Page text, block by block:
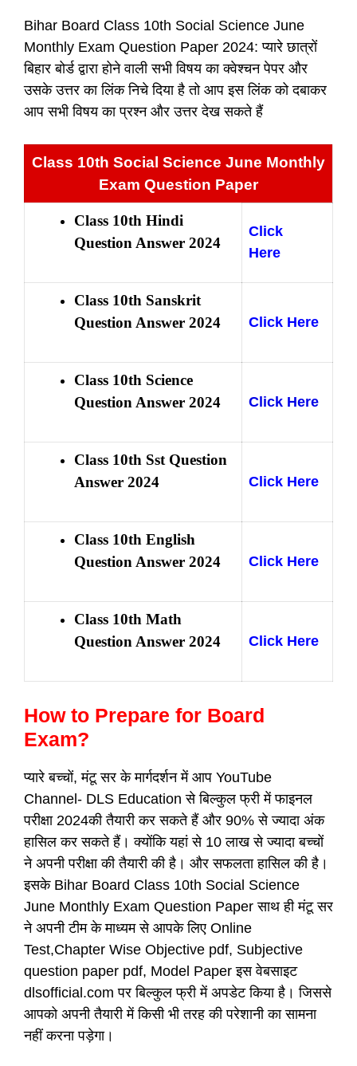
Bihar Board Class 10th Social Science June
Monthly Exam Question Paper 2024: प्यारे छात्रों
बिहार बोर्ड द्वारा होने वाली सभी विषय का क्वेश्चन पेपर और
उसके उत्तर का लिंक निचे दिया है तो आप इस लिंक को दबाकर
आप सभी विषय का प्रश्न और उत्तर देख सकते हैं
Class 10th Social Science June Monthly
Exam Question Paper
Class 10th Hindi
Question Answer 2024
Click
Here
Class 10th Sanskrit
Question Answer 2024
Click Here
Class 10th Science
Question Answer 2024
Click Here
Class 10th Sst Question
Answer 2024
Click Here
Class 10th English
Question Answer 2024
Click Here
Class 10th Math
Question Answer 2024
Click Here
How to Prepare for Board
Exam?
प्यारे बच्चों, मंटू सर के मार्गदर्शन में आप YouTube
Channel- DLS Education से बिल्कुल फ्री में फाइनल
परीक्षा 2024की तैयारी कर सकते हैं और 90% से ज्यादा अंक
हासिल कर सकते हैं। क्योंकि यहां से 10 लाख से ज्यादा बच्चों
ने अपनी परीक्षा की तैयारी की है। और सफलता हासिल की है।
इसके Bihar Board Class 10th Social Science
June Monthly Exam Question Paper साथ ही मंटू सर
ने अपनी टीम के माध्यम से आपके लिए Online
Test,Chapter Wise Objective pdf, Subjective
question paper pdf, Model Paper इस वेबसाइट
dlsofficial.com पर बिल्कुल फ्री में अपडेट किया है। जिससे
आपको अपनी तैयारी में किसी भी तरह की परेशानी का सामना
नहीं करना पड़ेगा।